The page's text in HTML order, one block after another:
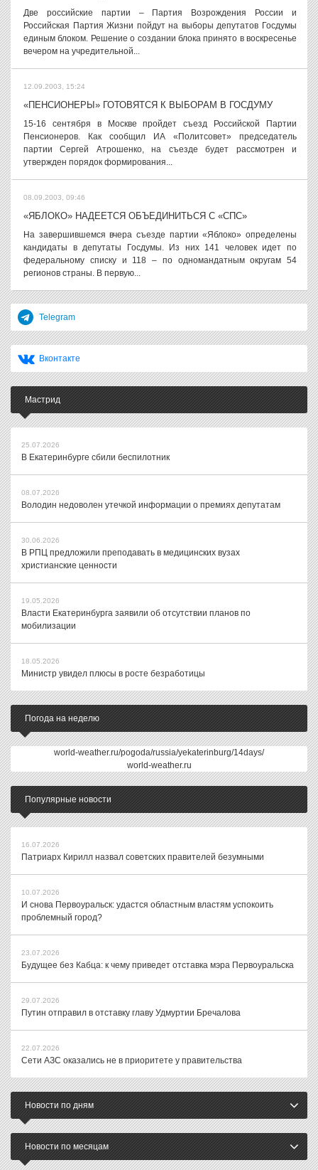
Две российские партии – Партия Возрождения России и
Российская Партия Жизни пойдут на выборы депутатов Госдумы
единым блоком. Решение о создании блока принято в воскресенье
вечером на учредительной...
12.09.2003, 15:24
«ПЕНСИОНЕРЫ» ГОТОВЯТСЯ К ВЫБОРАМ В ГОСДУМУ
15-16 сентября в Москве пройдет съезд Российской Партии
Пенсионеров. Как сообщил ИА «Политсовет» председатель
партии Сергей Атрошенко, на съезде будет рассмотрен и
утвержден порядок формирования...
08.09.2003, 09:46
«ЯБЛОКО» НАДЕЕТСЯ ОБЪЕДИНИТЬСЯ С «СПС»
На завершившемся вчера съезде партии «Яблоко» определены
кандидаты в депутаты Госдумы. Из них 141 человек идет по
федеральному списку и 118 – по одномандатным округам 54
регионов страны. В первую...
Telegram
Вконтакте
Мастрид
25.07.2026
В Екатеринбурге сбили беспилотник
08.07.2026
Володин недоволен утечкой информации о премиях депутатам
30.06.2026
В РПЦ предложили преподавать в медицинских вузах
христианские ценности
19.05.2026
Власти Екатеринбурга заявили об отсутствии планов по
мобилизации
18.05.2026
Министр увидел плюсы в росте безработицы
Погода на неделю
world-weather.ru/pogoda/russia/yekaterinburg/14days/
world-weather.ru
Популярные новости
16.07.2026
Патриарх Кирилл назвал советских правителей безумными
10.07.2026
И снова Первоуральск: удастся областным властям успокоить
проблемный город?
23.07.2026
Будущее без Кабца: к чему приведет отставка мэра Первоуральска
29.07.2026
Путин отправил в отставку главу Удмуртии Бречалова
22.07.2026
Сети АЗС оказались не в приоритете у правительства
Новости по дням
Новости по месяцам